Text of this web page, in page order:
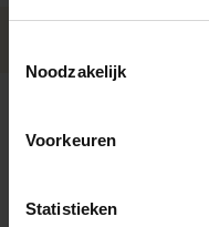
Noodzakelijk
Voorkeuren
Statistieken